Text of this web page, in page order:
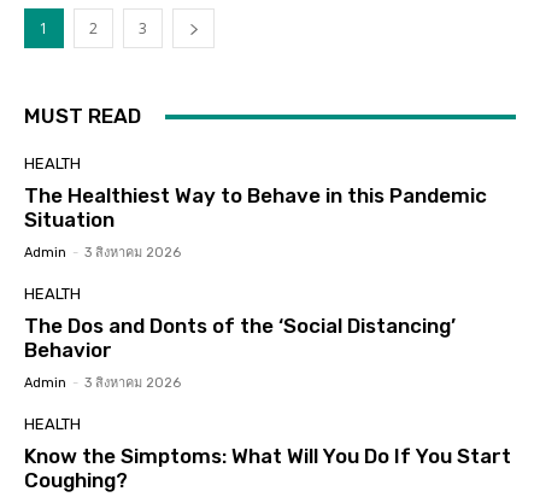
1 2 3
MUST READ
HEALTH
The Healthiest Way to Behave in this Pandemic
Situation
Admin - 3 สิงหาคม 2026
HEALTH
The Dos and Donts of the ‘Social Distancing’
Behavior
Admin - 3 สิงหาคม 2026
HEALTH
Know the Simptoms: What Will You Do If You Start
Coughing?